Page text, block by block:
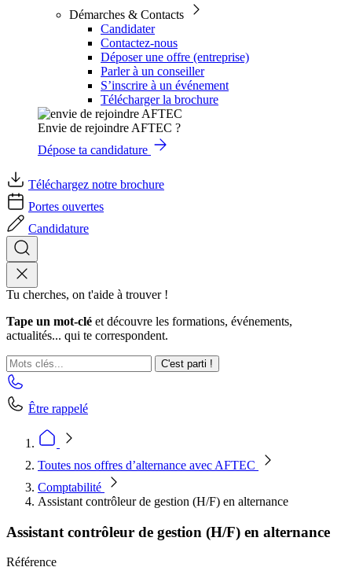
Démarches & Contacts
Candidater
Contactez-nous
Déposer une offre (entreprise)
Parler à un conseiller
S’inscrire à un événement
Télécharger la brochure
Envie de rejoindre AFTEC ?
Dépose ta candidature
Téléchargez notre brochure
Portes ouvertes
Candidature
Tu cherches, on t'aide à trouver !
Tape un mot-clé et découvre les formations, événements,
actualités... qui te correspondent.
C'est parti !
Être rappelé
Toutes nos offres d’alternance avec AFTEC
Comptabilité
Assistant contrôleur de gestion (H/F) en alternance
Assistant contrôleur de gestion (H/F) en alternance
Référence